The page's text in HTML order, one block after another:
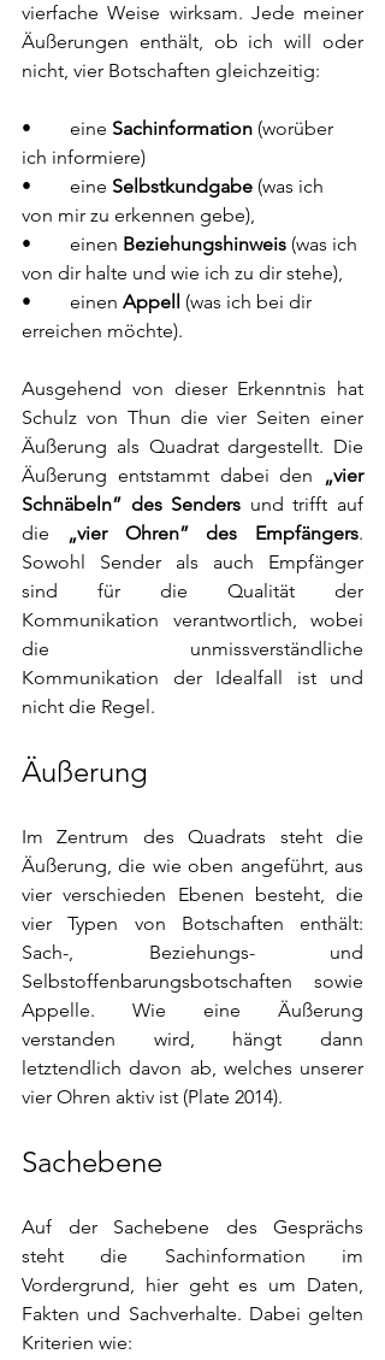
vierfache Weise wirksam. Jede meiner
Äußerungen enthält, ob ich will oder
nicht, vier Botschaften gleichzeitig:
•	eine Sachinformation (worüber
ich informiere)
•	eine Selbstkundgabe (was ich
von mir zu erkennen gebe),
•	einen Beziehungshinweis (was ich
von dir halte und wie ich zu dir stehe),
•	einen Appell (was ich bei dir
erreichen möchte).
Ausgehend von dieser Erkenntnis hat
Schulz von Thun die vier Seiten einer
Äußerung als Quadrat dargestellt. Die
Äußerung entstammt dabei den
„vier
Schnäbeln” des Senders und trifft auf
die
„vier Ohren” des Empfängers.
Sowohl Sender als auch Empfänger
sind für die Qualität der
Kommunikation verantwortlich, wobei
die unmissverständliche
Kommunikation der Idealfall ist und
nicht die Regel.
Äußerung
Im Zentrum des Quadrats steht die
Äußerung, die wie oben angeführt, aus
vier verschieden Ebenen besteht, die
vier Typen von Botschaften enthält:
Sach-, Beziehungs- und
Selbstoffenbarungsbotschaften sowie
Appelle. Wie eine Äußerung
verstanden wird, hängt dann
letztendlich davon ab, welches unserer
vier Ohren aktiv ist (Plate 2014).
Sachebene
Auf der Sachebene des Gesprächs
steht die Sachinformation im
Vordergrund, hier geht es um Daten,
Fakten und Sachverhalte. Dabei gelten
Kriterien wie: